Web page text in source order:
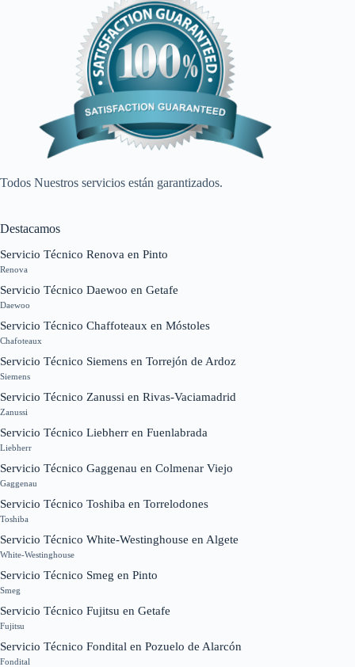
Todos Nuestros servicios están garantizados.
Destacamos
Servicio Técnico Renova en Pinto
Renova
Servicio Técnico Daewoo en Getafe
Daewoo
Servicio Técnico Chaffoteaux en Móstoles
Chafoteaux
Servicio Técnico Siemens en Torrejón de Ardoz
Siemens
Servicio Técnico Zanussi en Rivas-Vaciamadrid
Zanussi
Servicio Técnico Liebherr en Fuenlabrada
Liebherr
Servicio Técnico Gaggenau en Colmenar Viejo
Gaggenau
Servicio Técnico Toshiba en Torrelodones
Toshiba
Servicio Técnico White-Westinghouse en Algete
White-Westinghouse
Servicio Técnico Smeg en Pinto
Smeg
Servicio Técnico Fujitsu en Getafe
Fujitsu
Servicio Técnico Fondital en Pozuelo de Alarcón
Fondital